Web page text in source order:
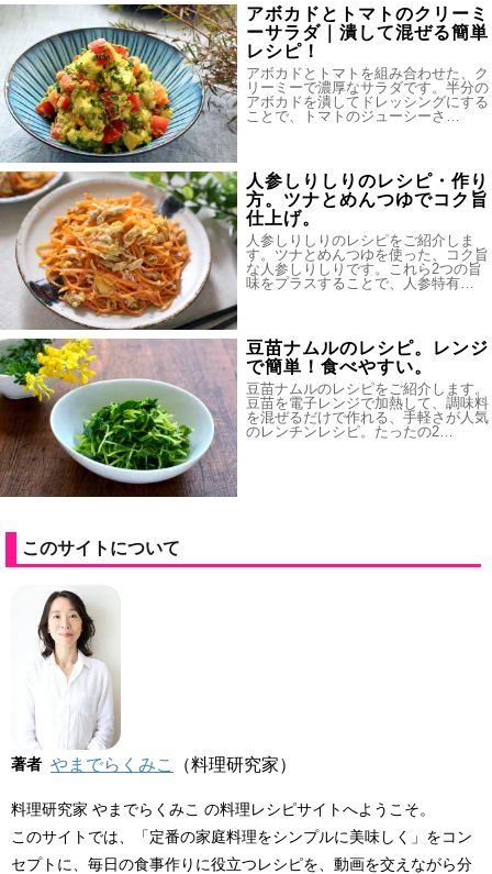
アボカドとトマトのクリーミ
ーサラダ｜潰して混ぜる簡単
レシピ！
アボカドとトマトを組み合わせた、ク
リーミーで濃厚なサラダです。半分の
アボカドを潰してドレッシングにする
ことで、トマトのジューシーさ…
人参しりしりのレシピ・作り
方。ツナとめんつゆでコク旨
仕上げ。
人参しりしりのレシピをご紹介しま
す。ツナとめんつゆを使った、コク旨
な人参しりしりです。これら2つの旨
味をプラスすることで、人参特有…
豆苗ナムルのレシピ。レンジ
で簡単！食べやすい。
豆苗ナムルのレシピをご紹介します。
豆苗を電子レンジで加熱して、調味料
を混ぜるだけで作れる、手軽さが人気
のレンチンレシピ。たったの2…
このサイトについて
著者 やまでらくみこ （料理研究家）
料理研究家 やまでらくみこ の料理レシピサイトへようこそ。
このサイトでは、「定番の家庭料理をシンプルに美味しく」をコン
セプトに、毎日の食事作りに役立つレシピを、動画を交えながら分